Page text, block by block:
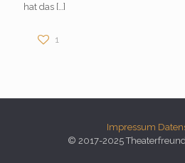
hat das […]
1
Impressum
© 2017-2025